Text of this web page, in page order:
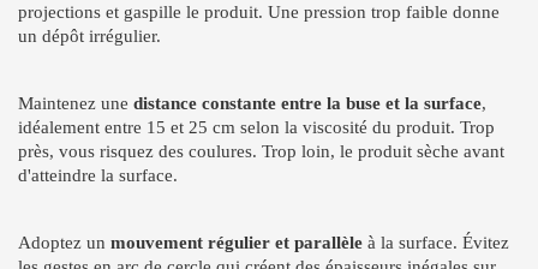
projections et gaspille le produit. Une pression trop faible donne
un dépôt irrégulier.
Maintenez une distance constante entre la buse et la surface,
idéalement entre 15 et 25 cm selon la viscosité du produit. Trop
près, vous risquez des coulures. Trop loin, le produit sèche avant
d'atteindre la surface.
Adoptez un mouvement régulier et parallèle à la surface. Évitez